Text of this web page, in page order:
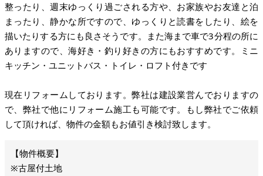
整ったり、週末ゆっくり過ごされる方や、お家族やお友達と泊
まったり、静かな所ですので、ゆっくりと読書をしたり、絵を
描いたりする方にも良さそうです。また海まで車で3分程の所に
ありますので、海好き・釣り好きの方にもおすすめです。ミニ
キッチン・ユニットバス・トイレ・ロフト付きです
現在リフォームしております。弊社は建設業営んでおりますの
で、弊社で他にリフォーム施工も可能です。もし弊社でご依頼
して頂ければ、物件の金額もお値引き検討致します。
※古屋付土地